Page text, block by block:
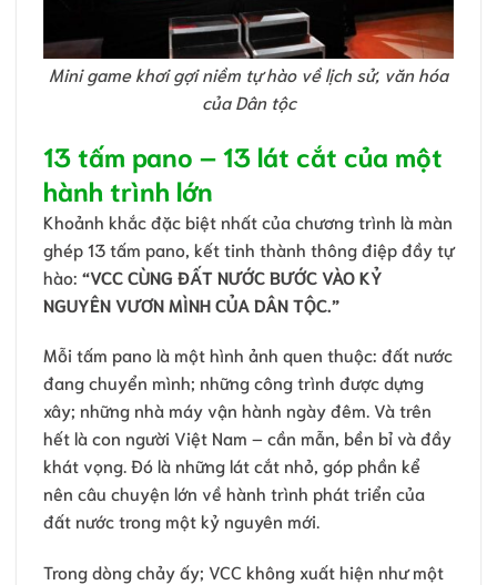
Mini game khơi gợi niềm tự hào về lịch sử, văn hóa
của Dân tộc
13 tấm pano – 13 lát cắt của một
hành trình lớn
Khoảnh khắc đặc biệt nhất của chương trình là màn
ghép 13 tấm pano, kết tinh thành thông điệp đầy tự
hào: “VCC CÙNG ĐẤT NƯỚC BƯỚC VÀO KỶ
NGUYÊN VƯƠN MÌNH CỦA DÂN TỘC.”
Mỗi tấm pano là một hình ảnh quen thuộc: đất nước
đang chuyển mình; những công trình được dựng
xây; những nhà máy vận hành ngày đêm. Và trên
hết là con người Việt Nam – cần mẫn, bền bỉ và đầy
khát vọng. Đó là những lát cắt nhỏ, góp phần kể
nên câu chuyện lớn về hành trình phát triển của
đất nước trong một kỷ nguyên mới.
Trong dòng chảy ấy; VCC không xuất hiện như một